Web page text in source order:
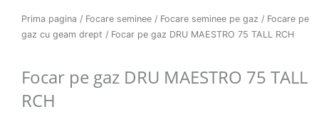
Prima pagina / Focare seminee / Focare seminee pe gaz / Focare pe
gaz cu geam drept / Focar pe gaz DRU MAESTRO 75 TALL RCH
Focar pe gaz DRU MAESTRO 75 TALL
RCH